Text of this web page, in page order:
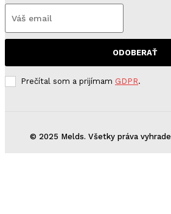
ODOBERAŤ
Prečítal som a prijímam GDPR.
© 2025 Melds. Všetky práva